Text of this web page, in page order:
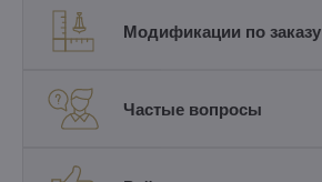
Модификации по заказу
Частые вопросы